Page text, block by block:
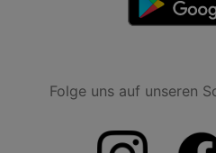
Folge uns auf unseren